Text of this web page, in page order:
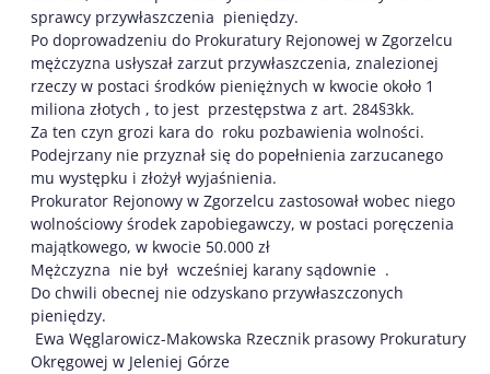
sprawcy przywłaszczenia pieniędzy.
Po doprowadzeniu do Prokuratury Rejonowej w Zgorzelcu
mężczyzna usłyszał zarzut przywłaszczenia, znalezionej
rzeczy w postaci środków pieniężnych w kwocie około 1
miliona złotych , to jest przestępstwa z art. 284§3kk.
Za ten czyn grozi kara do roku pozbawienia wolności.
Podejrzany nie przyznał się do popełnienia zarzucanego
mu występku i złożył wyjaśnienia.
Prokurator Rejonowy w Zgorzelcu zastosował wobec niego
wolnościowy środek zapobiegawczy, w postaci poręczenia
majątkowego, w kwocie 50.000 zł
Mężczyzna nie był wcześniej karany sądownie .
Do chwili obecnej nie odzyskano przywłaszczonych
pieniędzy.
Ewa Węglarowicz-Makowska Rzecznik prasowy Prokuratury
Okręgowej w Jeleniej Górze